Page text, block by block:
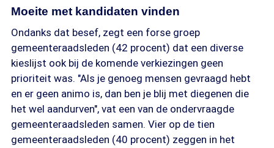
Moeite met kandidaten vinden
Ondanks dat besef, zegt een forse groep
gemeenteraadsleden (42 procent) dat een diverse
kieslijst ook bij de komende verkiezingen geen
prioriteit was. "Als je genoeg mensen gevraagd hebt
en er geen animo is, dan ben je blij met diegenen die
het wel aandurven", vat een van de ondervraagde
gemeenteraadsleden samen. Vier op de tien
gemeenteraadsleden (40 procent) zeggen in het